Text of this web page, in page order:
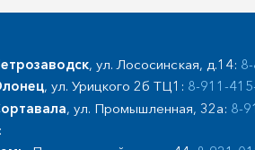
, ул. Лососинская, д.14:
, ул. Урицкого 2б ТЦ1: 8-911-
, ул. Промышленная, 32а: 8-